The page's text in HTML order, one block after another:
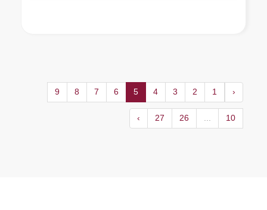
‹
1
2
3
4
5
6
7
8
9
10
...
26
27
›